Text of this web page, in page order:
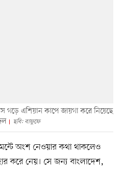
গড়ে এশিয়ান কাপে জায়গা করে নিয়েছে
ছবি: বাফুফে
অংশ নেওয়ার কথা থাকলেও
করে নেয়। সে জন্য বাংলাদেশ,